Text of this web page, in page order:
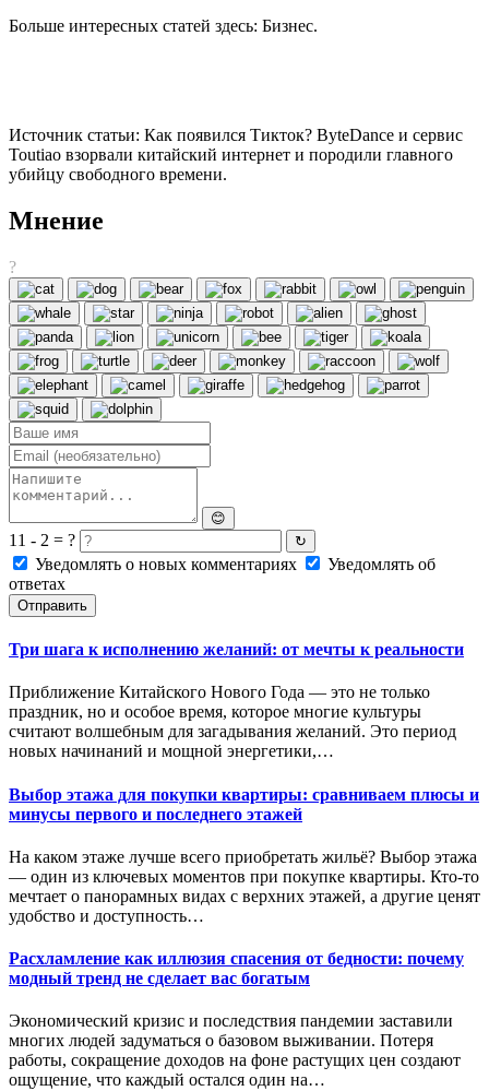
Больше интересных статей здесь: Бизнес.
Источник статьи: Как появился Тикток? ByteDance и сервис
Toutiao взорвали китайский интернет и породили главного
убийцу свободного времени.
Мнение
?
😊
11 - 2 = ? ↻
Уведомлять о новых комментариях
Уведомлять об
ответах
Отправить
Три шага к исполнению желаний: от мечты к реальности
Приближение Китайского Нового Года — это не только
праздник, но и особое время, которое многие культуры
считают волшебным для загадывания желаний. Это период
новых начинаний и мощной энергетики,…
Выбор этажа для покупки квартиры: сравниваем плюсы и
минусы первого и последнего этажей
На каком этаже лучше всего приобретать жильё? Выбор этажа
— один из ключевых моментов при покупке квартиры. Кто-то
мечтает о панорамных видах с верхних этажей, а другие ценят
удобство и доступность…
Расхламление как иллюзия спасения от бедности: почему
модный тренд не сделает вас богатым
Экономический кризис и последствия пандемии заставили
многих людей задуматься о базовом выживании. Потеря
работы, сокращение доходов на фоне растущих цен создают
ощущение, что каждый остался один на…